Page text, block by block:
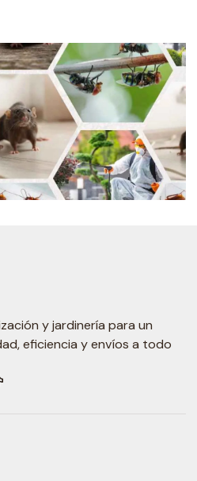
y jardinería para un
eficiencia y envíos a todo